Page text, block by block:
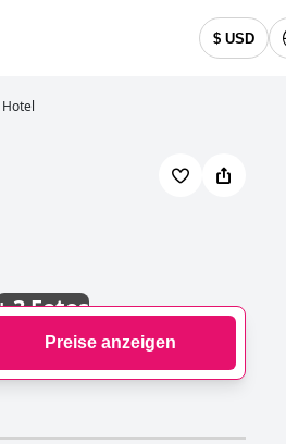
$ USD
3 Fotos
Preise anzeigen